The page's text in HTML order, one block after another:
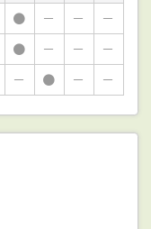
● － －
－
● － －
－
－ ● － －